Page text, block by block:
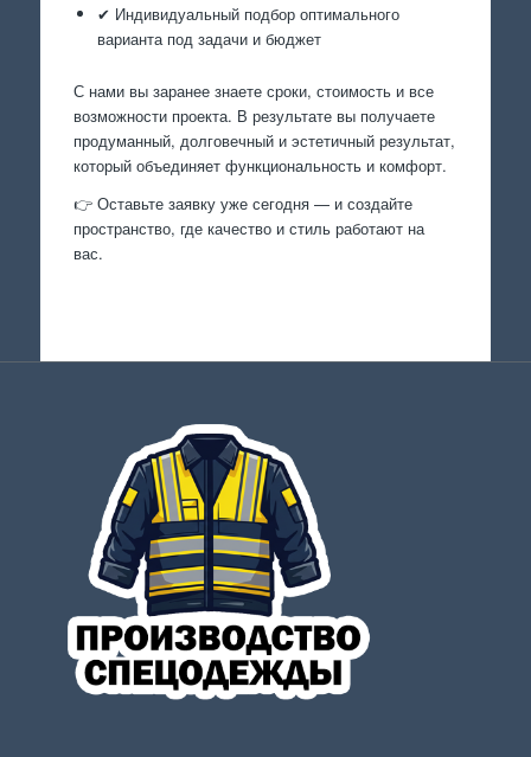
✔ Индивидуальный подбор оптимального
варианта под задачи и бюджет
С нами вы заранее знаете сроки, стоимость и все
возможности проекта. В результате вы получаете
продуманный, долговечный и эстетичный результат,
который объединяет функциональность и комфорт.
👉 Оставьте заявку уже сегодня — и создайте
пространство, где качество и стиль работают на
вас.